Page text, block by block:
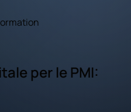
per le PMI: